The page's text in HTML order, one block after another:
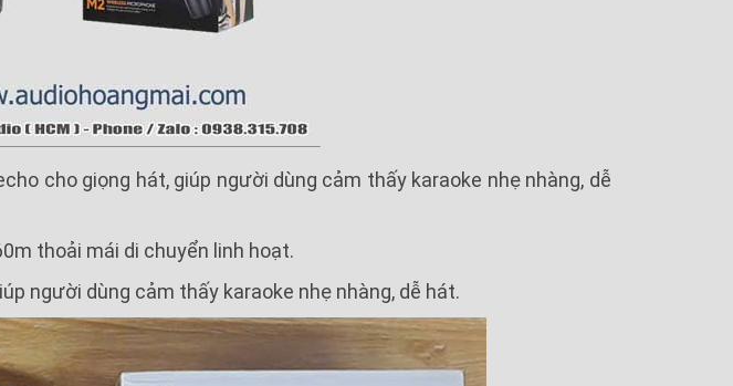
cho giọng hát, giúp người dùng cảm thấy karaoke nhẹ nhàng, dễ
thoải mái di chuyển linh hoạt.
người dùng cảm thấy karaoke nhẹ nhàng, dễ hát.